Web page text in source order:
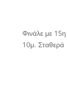
Φινάλε με
10μ. Σταθερά